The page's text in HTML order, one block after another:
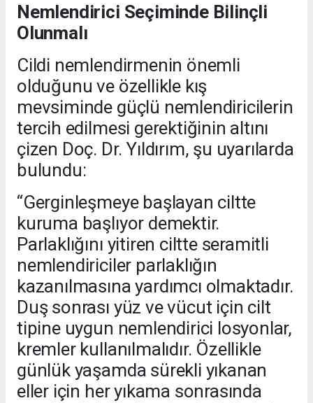
Nemlendirici Seçiminde Bilinçli
Olunmalı
Cildi nemlendirmenin önemli
olduğunu ve özellikle kış
mevsiminde güçlü nemlendiricilerin
tercih edilmesi gerektiğinin altını
çizen Doç. Dr. Yıldırım, şu uyarılarda
bulundu:
“Gerginleşmeye başlayan ciltte
kuruma başlıyor demektir.
Parlaklığını yitiren ciltte seramitli
nemlendiriciler parlaklığın
kazanılmasına yardımcı olmaktadır.
Duş sonrası yüz ve vücut için cilt
tipine uygun nemlendirici losyonlar,
kremler kullanılmalıdır. Özellikle
günlük yaşamda sürekli yıkanan
eller için her yıkama sonrasında